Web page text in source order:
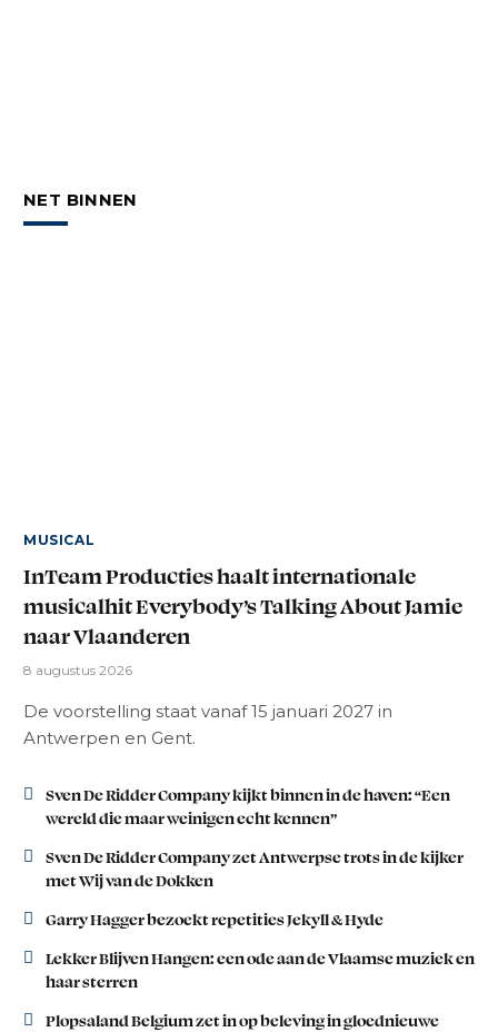
NET BINNEN
MUSICAL
InTeam Producties haalt internationale
musicalhit Everybody’s Talking About Jamie
naar Vlaanderen
8 augustus 2026
De voorstelling staat vanaf 15 januari 2027 in
Antwerpen en Gent.
Sven De Ridder Company kijkt binnen in de haven: “Een
wereld die maar weinigen echt kennen”
Sven De Ridder Company zet Antwerpse trots in de kijker
met Wij van de Dokken
Garry Hagger bezoekt repetities Jekyll & Hyde
Lekker Blijven Hangen: een ode aan de Vlaamse muziek en
haar sterren
Plopsaland Belgium zet in op beleving in gloednieuwe